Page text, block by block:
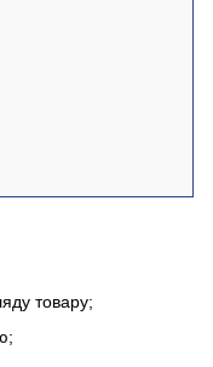
товару;